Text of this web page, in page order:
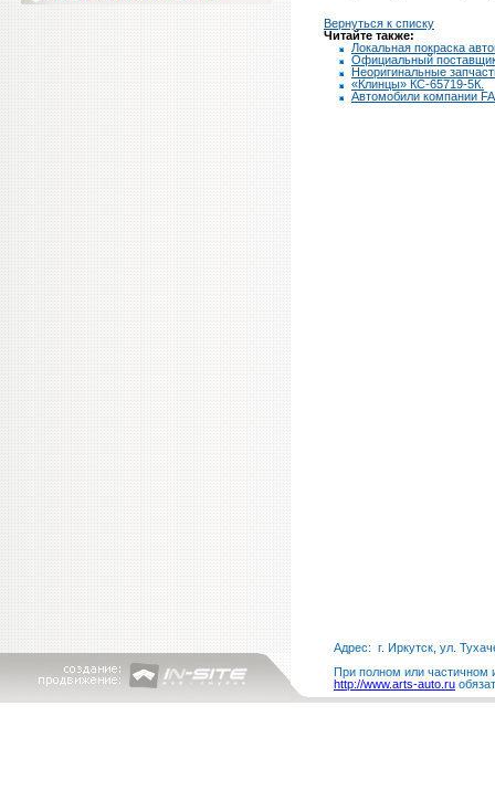
Вернуться к списку
Читайте также:
Локальная покраска
Официальный поставщик
Неоригинальные
«Клинцы» КС-65719-5К.
Автомобили компании
Адрес: г. Иркутск, ул.
При полном или частичном
http://www.arts-auto.ru